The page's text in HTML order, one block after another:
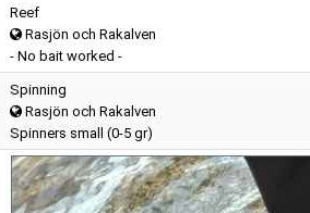
Reef
Rasjön och Rakalven
- No bait worked -
Spinning
Rasjön och Rakalven
Spinners small (0-5 gr)